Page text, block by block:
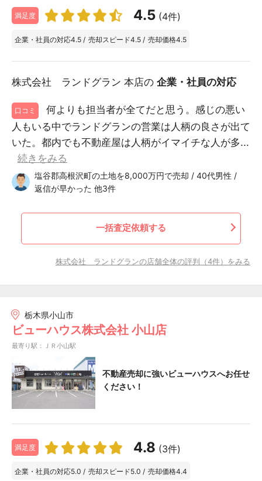
満足度 4.5 (4件)
企業・社員の対応4.5 / 売却スピード4.5 / 売却価格4.5
株式会社 ランドグラン 本店の 企業・社員の対応
口コミ
何よりも担当者が全てだと思う。感じの悪い
人もいる中でランドグランの営業は人柄の良さが出て
いた。都内でも不動産屋は人柄がイマイチな人が多...
続きをみる
塩谷郡高根沢町の土地を8,000万円で売却 / 40代男性 /
返信が早かった 他3件
一括査定依頼する
株式会社 ランドグランの店舗全体の評判（4件）をみる
栃木県小山市
ビューハウス株式会社 小山店
最寄り駅：ＪＲ小山駅
不動産売却に強いビューハウスへお任せ
ください！
満足度 4.8 (3件)
企業・社員の対応5.0 / 売却スピード5.0 / 売却価格4.4